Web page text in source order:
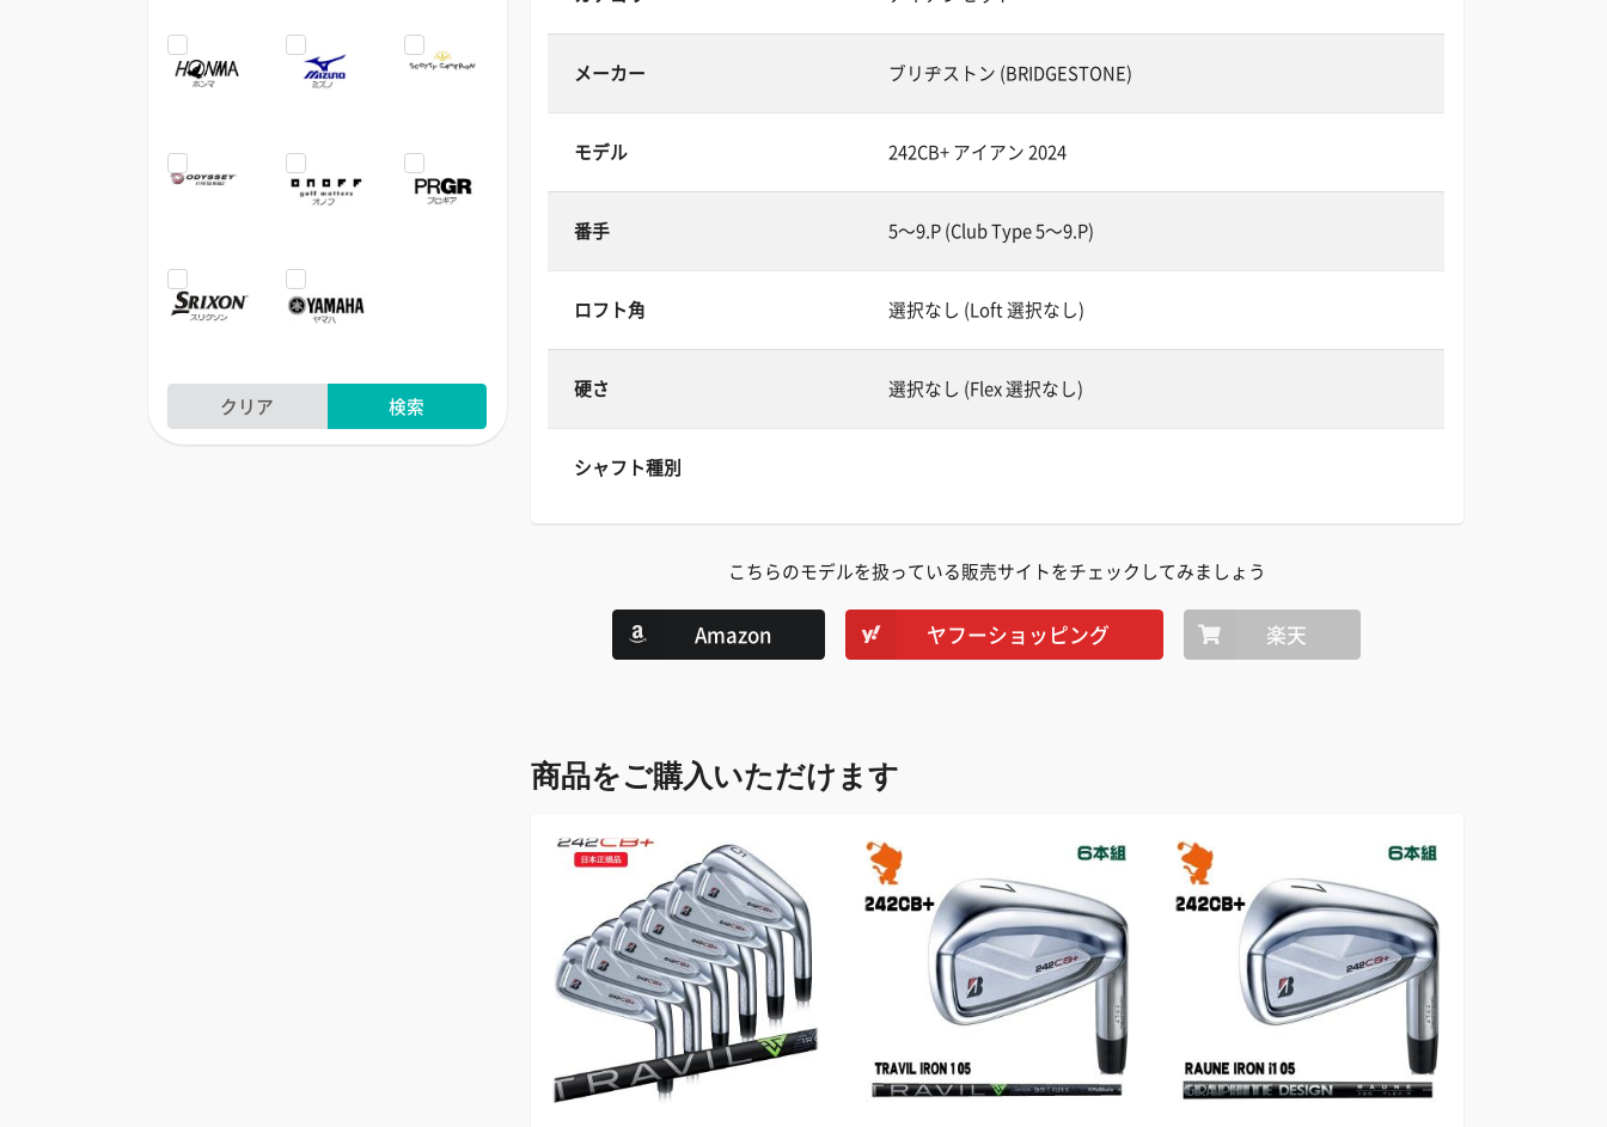
クリア 検索
メーカー ブリヂストン (BRIDGESTONE)
モデル 242CB+ アイアン 2024
番手 5～9.P (Club Type 5～9.P)
ロフト角 選択なし (Loft 選択なし)
硬さ 選択なし (Flex 選択なし)
シャフト種別
こちらのモデルを扱っている販売サイトをチェックしてみましょう
Amazon ヤフーショッピング 楽天
商品をご購入いただけます